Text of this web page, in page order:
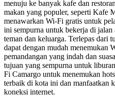
menuju ke banyak kafe dan
makan yang populer, seperti Kafe
menawarkan Wi-Fi gratis untuk
ini sempurna untuk bekerja di
teman dan keluarga. Terlepas dari
dapat dengan mudah menemukan
pemandangan yang indah dan
tujuan yang sempurna untuk
Fi Camargo untuk menemukan
terbaik di kota ini dan manfaatkan
koneksi internet.